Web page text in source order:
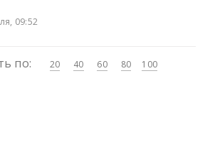
09:52
по: 20 40 60 80 100